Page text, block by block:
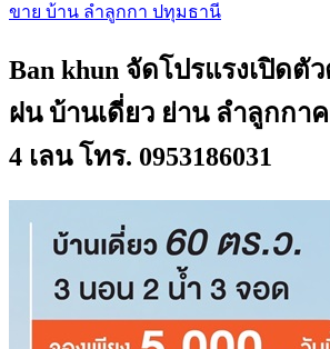
ขาย บ้าน ลำลูกกา ปทุมธานี
Ban khun จัดโปรแรงเปิดตั
ฝน บ้านเดี่ยว ย่าน ลำลูกกา
4 เลน โทร. 0953186031